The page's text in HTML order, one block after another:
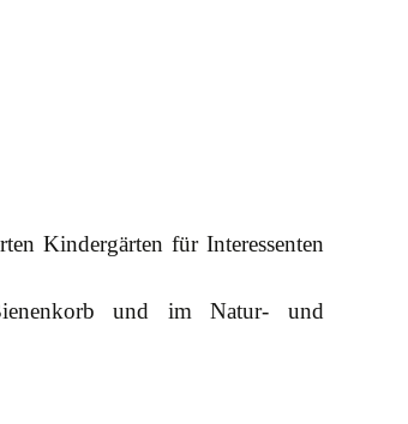
Kindergärten für Interessenten
und im Natur- und